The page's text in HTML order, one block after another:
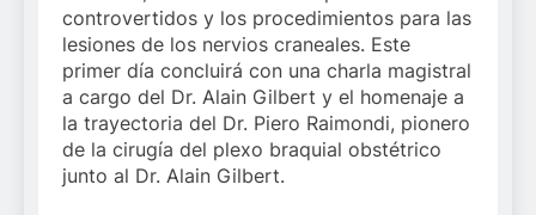
controvertidos y los procedimientos para las
lesiones de los nervios craneales. Este
primer día concluirá con una charla magistral
a cargo del Dr. Alain Gilbert y el homenaje a
la trayectoria del Dr. Piero Raimondi, pionero
de la cirugía del plexo braquial obstétrico
junto al Dr. Alain Gilbert.